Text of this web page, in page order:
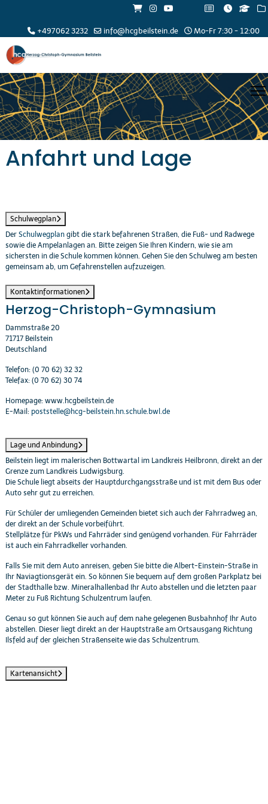
+497062 3232 info@hcgbeilstein.de Mo-Fr 7:30 - 12:00
Anfahrt und Lage
Schulwegplan
Der Schulwegplan gibt die stark befahrenen Straßen, die Fuß- und Radwege
sowie die Ampelanlagen an. Bitte zeigen Sie Ihren Kindern, wie sie am
sichersten in die Schule kommen können. Gehen Sie den Schulweg am besten
gemeinsam ab, um Gefahrenstellen aufzuzeigen.
Kontaktinformationen
Herzog-Christoph-Gymnasium
Dammstraße 20
71717 Beilstein
Deutschland
Telefon: (0 70 62) 32 32
Telefax: (0 70 62) 30 74
Homepage: www.hcgbeilstein.de
E-Mail: poststelle@hcg-beilstein.hn.schule.bwl.de
Lage und Anbindung
Beilstein liegt im malerischen Bottwartal im Landkreis Heilbronn, direkt an der
Grenze zum Landkreis Ludwigsburg.
Die Schule liegt abseits der Hauptdurchgangsstraße und ist mit dem Bus oder
Auto sehr gut zu erreichen.
Für Schüler der umliegenden Gemeinden bietet sich auch der Fahrradweg an,
der direkt an der Schule vorbeiführt.
Stellplätze für PkWs und Fahrräder sind genügend vorhanden. Für Fahrräder
ist auch ein Fahrradkeller vorhanden.
Falls Sie mit dem Auto anreisen, geben Sie bitte die Albert-Einstein-Straße in
Ihr Naviagtionsgerät ein. So können Sie bequem auf dem großen Parkplatz bei
der Stadthalle bzw. Mineralhallenbad Ihr Auto abstellen und die letzten paar
Meter zu Fuß Richtung Schulzentrum laufen.
Genau so gut können Sie auch auf dem nahe gelegenen Busbahnhof Ihr Auto
abstellen. Dieser liegt direkt an der Hauptstraße am Ortsausgang Richtung
Ilsfeld auf der gleichen Straßenseite wie das Schulzentrum.
Kartenansicht